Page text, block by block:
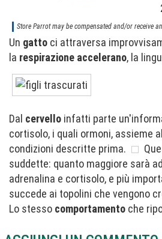
Store Parrot may be compensated and/or receive
Un gatto ci attraversa
la respirazione accelerano, la
Dal cervello infatti parte
cortisolo, i quali ormoni, assieme
condizioni descritte prima.
suddette: quanto maggiore sarà
adrenalina e cortisolo, e più
succede ai topolini che vengono
Lo stesso comportamento che